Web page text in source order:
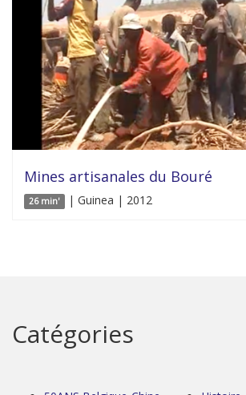
Mines artisanales du Bouré
26 min' | Guinea | 2012
Catégories